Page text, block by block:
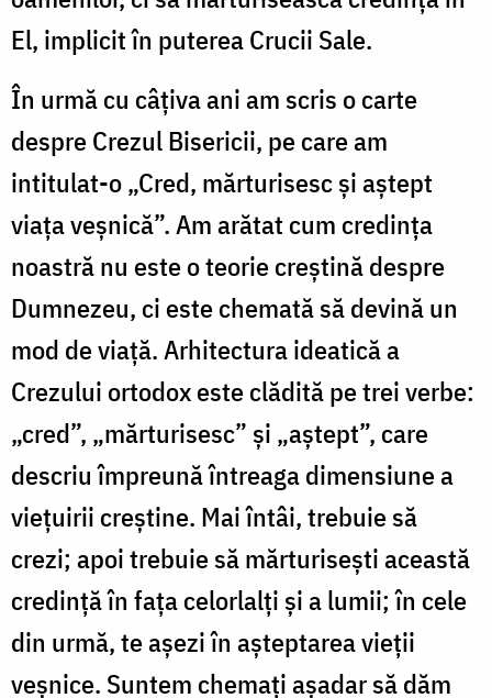
El, implicit în puterea Crucii Sale.
În urmă cu câțiva ani am scris o carte
despre Crezul Bisericii, pe care am
intitulat-o „Cred, mărturisesc și aștept
viața veșnică”. Am arătat cum credința
noastră nu este o teorie creștină despre
Dumnezeu, ci este chemată să devină un
mod de viață. Arhitectura ideatică a
Crezului ortodox este clădită pe trei verbe:
„cred”, „mărturisesc” și „aștept”, care
descriu împreună întreaga dimensiune a
viețuirii creștine. Mai întâi, trebuie să
crezi; apoi trebuie să mărturisești această
credință în fața celorlalți și a lumii; în cele
din urmă, te așezi în așteptarea vieții
veșnice. Suntem chemați așadar să dăm